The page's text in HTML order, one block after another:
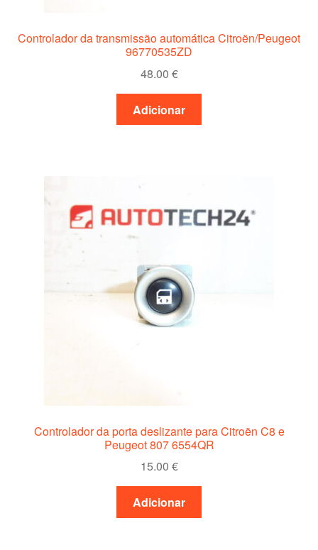
Controlador da transmissão automática Citroën/Peugeot
96770535ZD
48.00 €
Adicionar
Controlador da porta deslizante para Citroën C8 e
Peugeot 807 6554QR
15.00 €
Adicionar